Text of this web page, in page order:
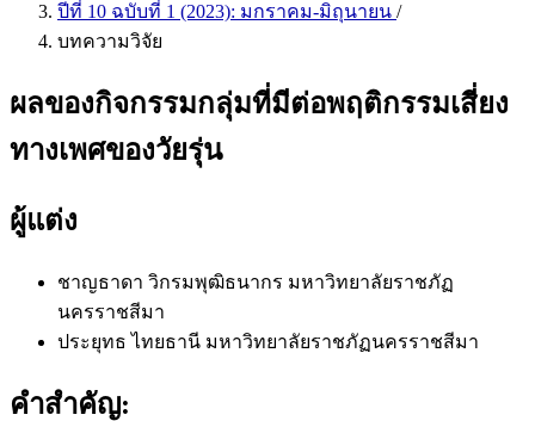
ปีที่ 10 ฉบับที่ 1 (2023): มกราคม-มิถุนายน /
บทความวิจัย
ผลของกิจกรรมกลุ่มที่มีต่อพฤติกรรมเสี่ยง
ทางเพศของวัยรุ่น
ผู้แต่ง
ชาญธาดา วิกรมพุฒิธนากร มหาวิทยาลัยราชภัฏ
นครราชสีมา
ประยุทธ ไทยธานี มหาวิทยาลัยราชภัฏนครราชสีมา
คำสำคัญ: